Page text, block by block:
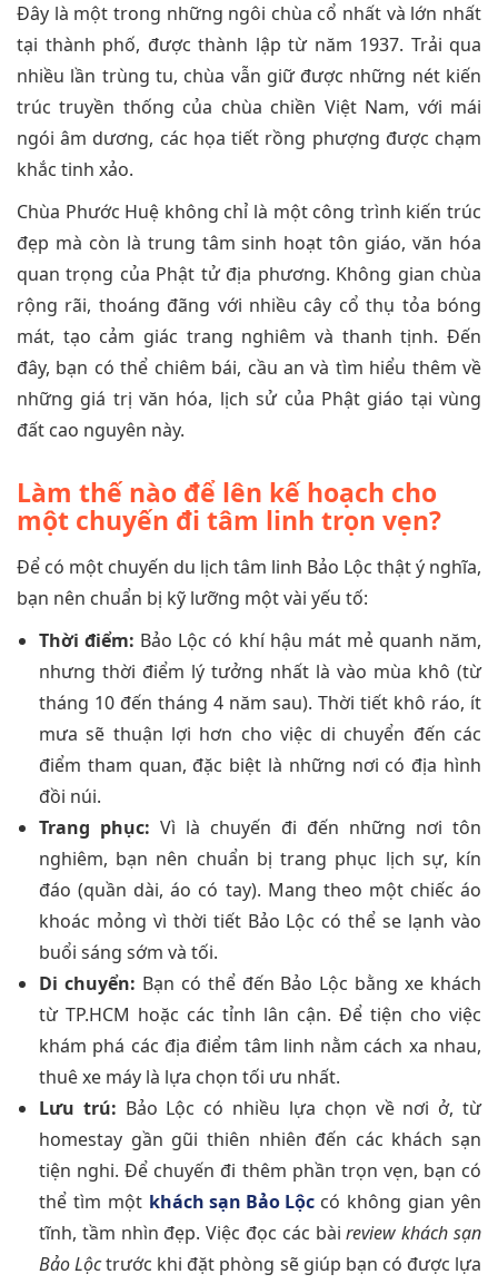
Đây là một trong những ngôi chùa cổ nhất và lớn nhất
tại thành phố, được thành lập từ năm 1937. Trải qua
nhiều lần trùng tu, chùa vẫn giữ được những nét kiến
trúc truyền thống của chùa chiền Việt Nam, với mái
ngói âm dương, các họa tiết rồng phượng được chạm
khắc tinh xảo.
Chùa Phước Huệ không chỉ là một công trình kiến trúc
đẹp mà còn là trung tâm sinh hoạt tôn giáo, văn hóa
quan trọng của Phật tử địa phương. Không gian chùa
rộng rãi, thoáng đãng với nhiều cây cổ thụ tỏa bóng
mát, tạo cảm giác trang nghiêm và thanh tịnh. Đến
đây, bạn có thể chiêm bái, cầu an và tìm hiểu thêm về
những giá trị văn hóa, lịch sử của Phật giáo tại vùng
đất cao nguyên này.
Làm thế nào để lên kế hoạch cho
một chuyến đi tâm linh trọn vẹn?
Để có một chuyến du lịch tâm linh Bảo Lộc thật ý nghĩa,
bạn nên chuẩn bị kỹ lưỡng một vài yếu tố:
Thời điểm: Bảo Lộc có khí hậu mát mẻ quanh năm,
nhưng thời điểm lý tưởng nhất là vào mùa khô (từ
tháng 10 đến tháng 4 năm sau). Thời tiết khô ráo, ít
mưa sẽ thuận lợi hơn cho việc di chuyển đến các
điểm tham quan, đặc biệt là những nơi có địa hình
đồi núi.
Trang phục: Vì là chuyến đi đến những nơi tôn
nghiêm, bạn nên chuẩn bị trang phục lịch sự, kín
đáo (quần dài, áo có tay). Mang theo một chiếc áo
khoác mỏng vì thời tiết Bảo Lộc có thể se lạnh vào
buổi sáng sớm và tối.
Di chuyển: Bạn có thể đến Bảo Lộc bằng xe khách
từ TP.HCM hoặc các tỉnh lân cận. Để tiện cho việc
khám phá các địa điểm tâm linh nằm cách xa nhau,
thuê xe máy là lựa chọn tối ưu nhất.
Lưu trú: Bảo Lộc có nhiều lựa chọn về nơi ở, từ
homestay gần gũi thiên nhiên đến các khách sạn
tiện nghi. Để chuyến đi thêm phần trọn vẹn, bạn có
thể tìm một khách sạn Bảo Lộccó không gian yên
tĩnh, tầm nhìn đẹp. Việc đọc các bàireview khách sạn
Bảo Lộctrước khi đặt phòng sẽ giúp bạn có được lựa